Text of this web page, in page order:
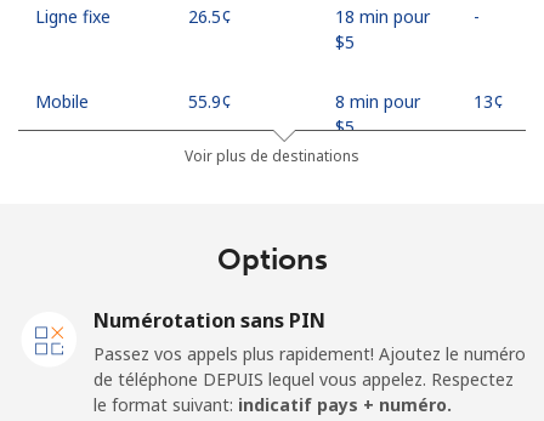
Ligne fixe ⁦26.5¢⁩
18 min pour
⁦$5⁩
-
Mobile ⁦55.9¢⁩
8 min pour
⁦$5⁩
⁦13¢⁩
⁦81.9¢⁩
Mobile
⁦$5⁩
Voir plus de destinations
Options
Numérotation sans PIN
Passez vos appels plus rapidement! Ajoutez le numéro
de téléphone DEPUIS lequel vous appelez. Respectez
le format suivant: indicatif pays + numéro.